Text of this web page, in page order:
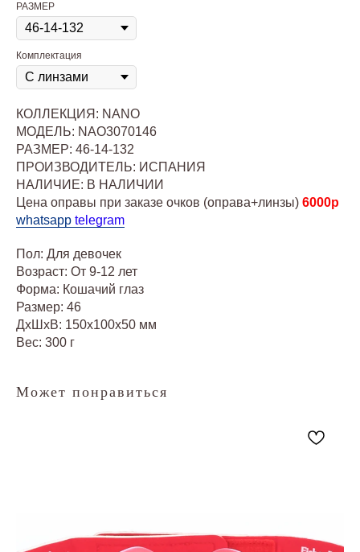
РАЗМЕР
Комплектация
КОЛЛЕКЦИЯ: NANO
МОДЕЛЬ: NAO3070146
РАЗМЕР: 46-14-132
ПРОИЗВОДИТЕЛЬ: ИСПАНИЯ
НАЛИЧИЕ: В НАЛИЧИИ
Цена оправы при заказе очков (оправа+линзы) 6000р
whatsapp telegram
Пол: Для девочек
Возраст: От 9-12 лет
Форма: Кошачий глаз
Размер: 46
ДxШxВ: 150x100x50 мм
Вес: 300 г
Может понравиться